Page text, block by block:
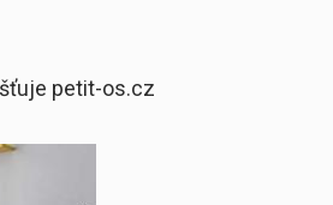
petit-os.cz